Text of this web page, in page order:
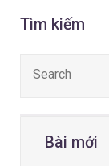
Tìm kiếm
Bài mới